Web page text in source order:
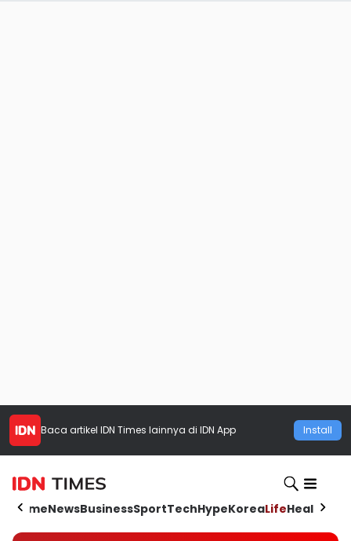
Baca artikel IDN Times lainnya di IDN App Install
HomeNewsBusinessSportTechHypeKoreaLifeHealth